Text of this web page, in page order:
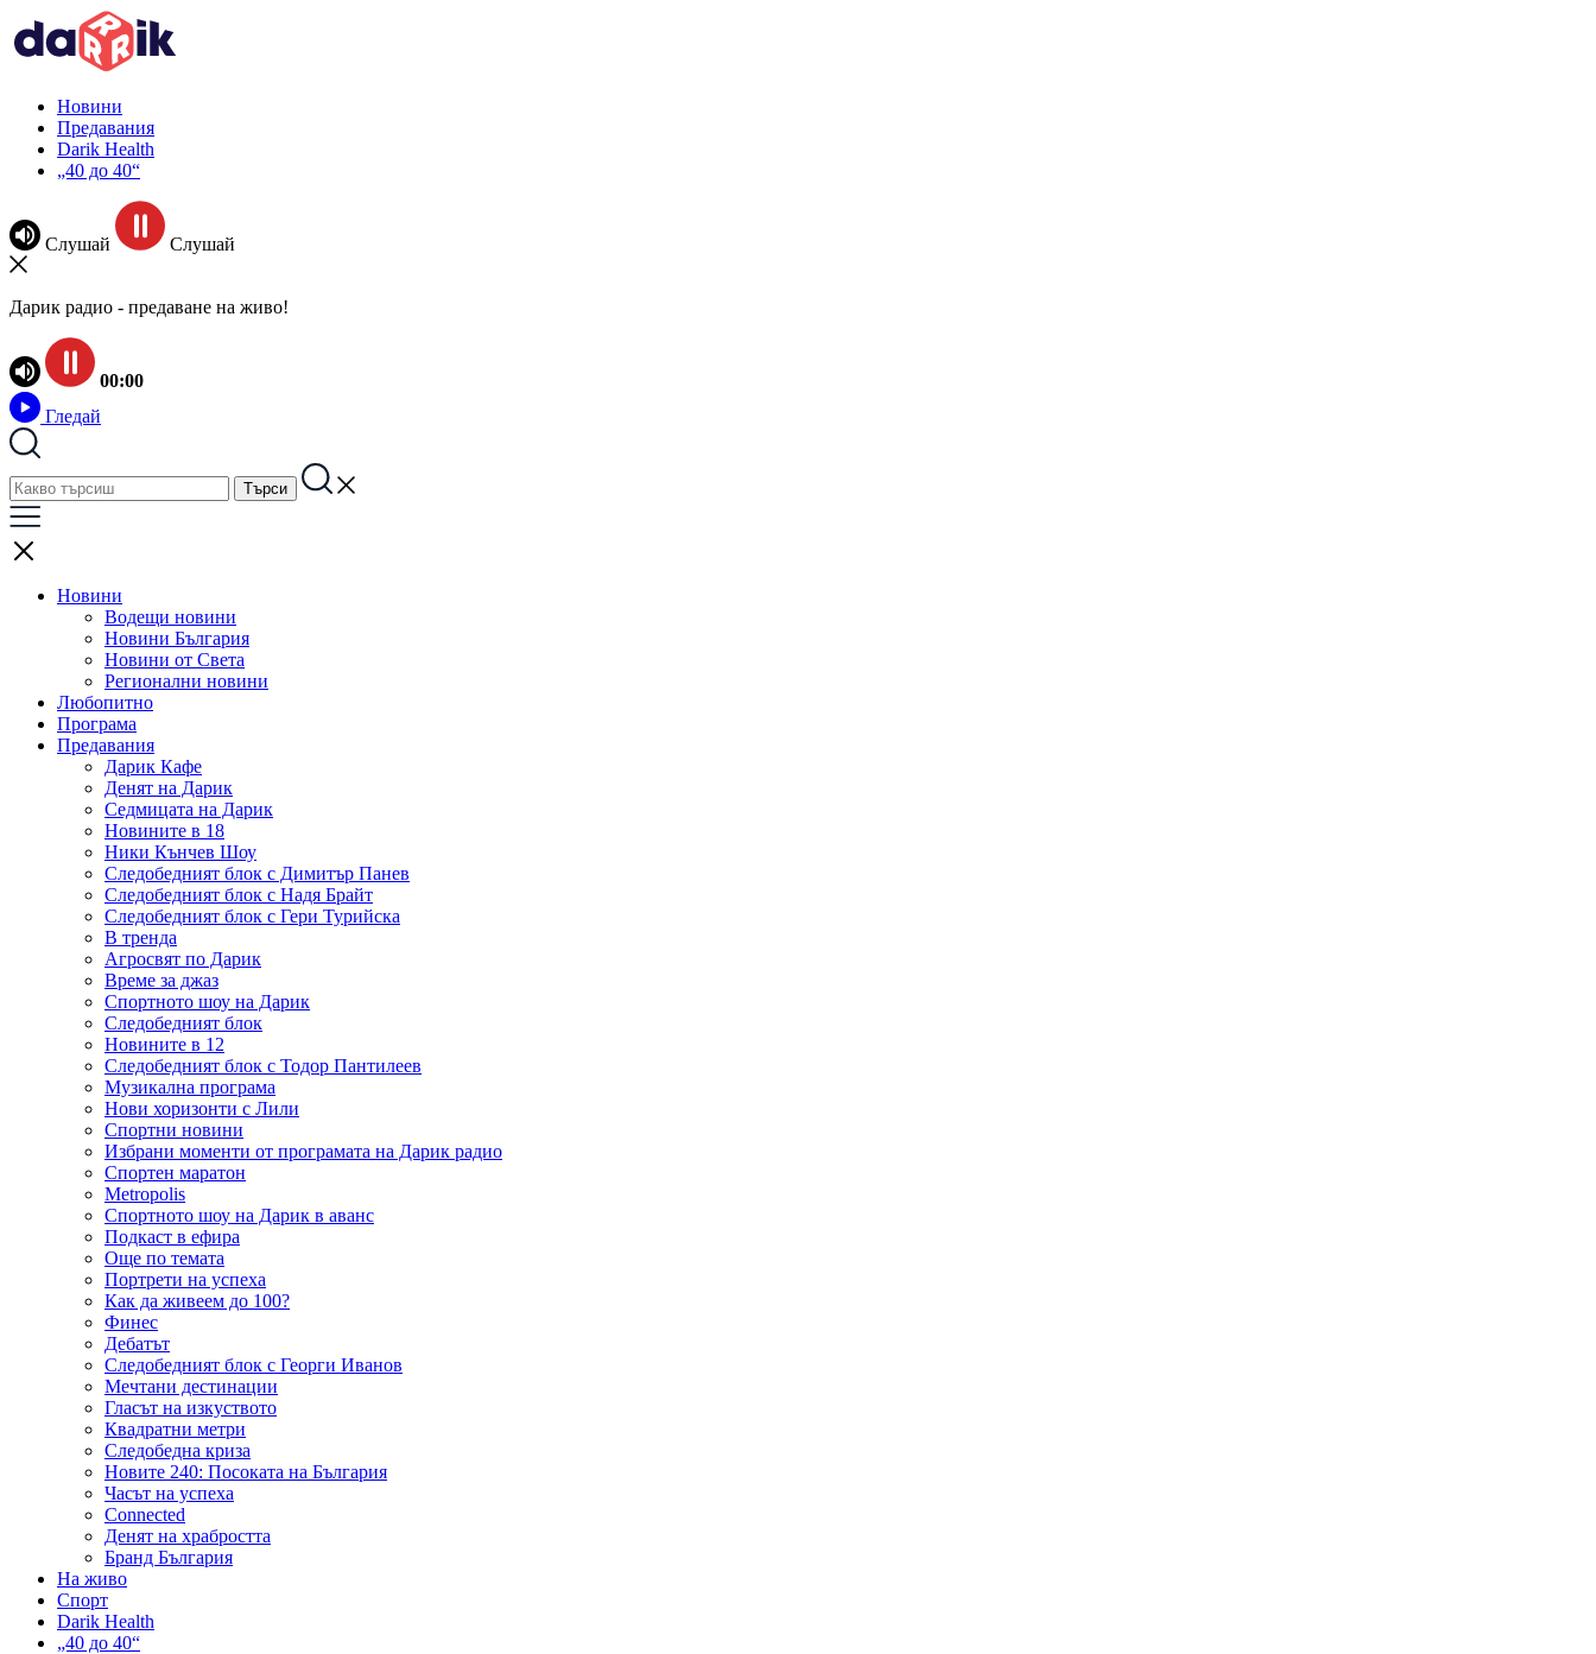
Новини
Предавания
Darik Health
„40 до 40“
Слушай Слушай
Дарик радио - предаване на живо!
00:00
Гледай
Новини
Водещи новини
Новини България
Новини от Света
Регионални новини
Любопитно
Програма
Предавания
Дарик Кафе
Денят на Дарик
Седмицата на Дарик
Новините в 18
Ники Кънчев Шоу
Следобедният блок с Димитър Панев
Следобедният блок с Надя Брайт
Следобедният блок с Гери Турийска
В тренда
Агросвят по Дарик
Време за джаз
Спортното шоу на Дарик
Следобедният блок
Новините в 12
Следобедният блок с Тодор Пантилеев
Музикална програма
Нови хоризонти с Лили
Спортни новини
Избрани моменти от програмата на Дарик радио
Спортен маратон
Metropolis
Спортното шоу на Дарик в аванс
Подкаст в ефира
Още по темата
Портрети на успеха
Как да живеем до 100?
Финес
Дебатът
Следобедният блок с Георги Иванов
Мечтани дестинации
Гласът на изкуството
Квадратни метри
Следобедна криза
Новите 240: Посоката на България
Часът на успеха
Connected
Денят на храбростта
Бранд България
На живо
Спорт
Darik Health
„40 до 40“